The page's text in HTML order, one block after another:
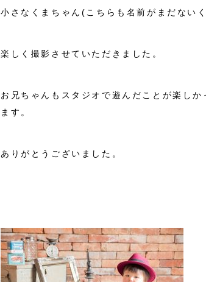
小さなくまちゃん(こちらも名前がまだない
楽しく撮影させていただきました。
お兄ちゃんもスタジオで遊んだことが楽し
ます。
ありがとうございました。